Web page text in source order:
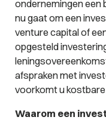
ondernemingen een
nu gaat om een
venture capital of
opgesteld
afspraken met
voorkomt u
Waarom een